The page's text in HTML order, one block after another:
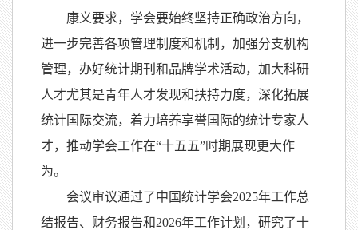
康义要求，学会要始终坚持正确政治方向，
进一步完善各项管理制度和机制，加强分支机构
管理，办好统计期刊和品牌学术活动，加大科研
人才尤其是青年人才发现和扶持力度，深化拓展
统计国际交流，着力培养享誉国际的统计专家人
才，推动学会工作在“十五五”时期展现更大作
为。
会议审议通过了中国统计学会2025年工作总
结报告、财务报告和2026年工作计划，研究了十